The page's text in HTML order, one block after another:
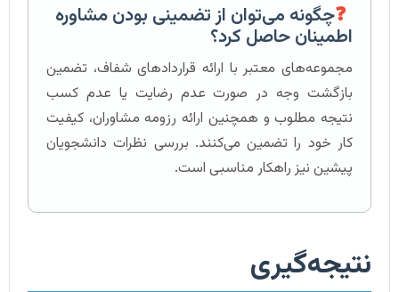
❓چگونه می‌توان از تضمینی بودن مشاوره
اطمینان حاصل کرد؟
مجموعه‌های معتبر با ارائه قراردادهای شفاف، تضمین
بازگشت وجه در صورت عدم رضایت یا عدم کسب
نتیجه مطلوب و همچنین ارائه رزومه مشاوران، کیفیت
کار خود را تضمین می‌کنند. بررسی نظرات دانشجویان
پیشین نیز راهکار مناسبی است.
نتیجه‌گیری